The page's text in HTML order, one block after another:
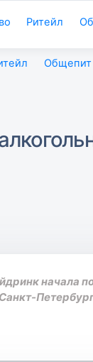
Ритейл
Общепит
начала